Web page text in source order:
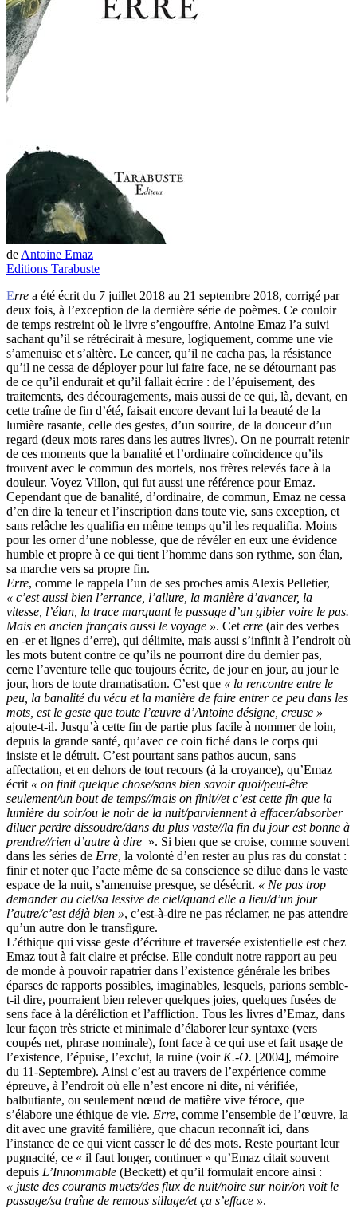
deAntoine Emaz
Editions Tarabuste
Erre a été écrit du 7 juillet 2018 au 21 septembre 2018, corrigé par
deux fois, à l’exception de la dernière série de poèmes. Ce couloir
de temps restreint où le livre s’engouffre, Antoine Emaz l’a suivi
sachant qu’il se rétrécirait à mesure, logiquement, comme une vie
s’amenuise et s’altère. Le cancer, qu’il ne cacha pas, la résistance
qu’il ne cessa de déployer pour lui faire face, ne se détournant pas
de ce qu’il endurait et qu’il fallait écrire : de l’épuisement, des
traitements, des découragements, mais aussi de ce qui, là, devant, en
cette traîne de fin d’été, faisait encore devant lui la beauté de la
lumière rasante, celle des gestes, d’un sourire, de la douceur d’un
regard (deux mots rares dans les autres livres). On ne pourrait retenir
de ces moments que la banalité et l’ordinaire coïncidence qu’ils
trouvent avec le commun des mortels, nos frères relevés face à la
douleur. Voyez Villon, qui fut aussi une référence pour Emaz.
Cependant que de banalité, d’ordinaire, de commun, Emaz ne cessa
d’en dire la teneur et l’inscription dans toute vie, sans exception, et
sans relâche les qualifia en même temps qu’il les requalifia. Moins
pour les orner d’une noblesse, que de révéler en eux une évidence
humble et propre à ce qui tient l’homme dans son rythme, son élan,
sa marche vers sa propre fin.
Erre, comme le rappela l’un de ses proches amis Alexis Pelletier,
« c’est aussi bien l’errance, l’allure, la manière d’avancer, la
vitesse, l’élan, la trace marquant le passage d’un gibier voire le pas.
Mais en ancien français aussi le voyage ». Ceterre (air des verbes
en -er et lignes d’erre), qui délimite, mais aussi s’infinit à l’endroit où
les mots butent contre ce qu’ils ne pourront dire du dernier pas,
cerne l’aventure telle que toujours écrite, de jour en jour, au jour le
jour, hors de toute dramatisation. C’est que « la rencontre entre le
peu, la banalité du vécu et la manière de faire entrer ce peu dans les
mots, est le geste que toute l’œuvre d’Antoine désigne, creuse »
ajoute-t-il. Jusqu’à cette fin de partie plus facile à nommer de loin,
depuis la grande santé, qu’avec ce coin fiché dans le corps qui
insiste et le détruit. C’est pourtant sans pathos aucun, sans
affectation, et en dehors de tout recours (à la croyance), qu’Emaz
écrit « on finit quelque chose/sans bien savoir quoi/peut-être
seulement/un bout de temps//mais on finit//et c’est cette fin que la
lumière du soir/ou le noir de la nuit/parviennent à effacer/absorber
diluer perdre dissoudre/dans du plus vaste//la fin du jour est bonne à
prendre//rien d’autre à dire ». Si bien que se croise, comme souvent
dans les séries de Erre, la volonté d’en rester au plus ras du constat :
finir et noter que l’acte même de sa conscience se dilue dans le vaste
espace de la nuit, s’amenuise presque, se désécrit. « Ne pas trop
demander au ciel/sa lessive de ciel/quand elle a lieu/d’un jour
l’autre/c’est déjà bien », c’est-à-dire ne pas réclamer, ne pas attendre
qu’un autre don le transfigure.
L’éthique qui visse geste d’écriture et traversée existentielle est chez
Emaz tout à fait claire et précise. Elle conduit notre rapport au peu
de monde à pouvoir rapatrier dans l’existence générale les bribes
éparses de rapports possibles, imaginables, lesquels, parions semble-
t-il dire, pourraient bien relever quelques joies, quelques fusées de
sens face à la déréliction et l’affliction. Tous les livres d’Emaz, dans
leur façon très stricte et minimale d’élaborer leur syntaxe (vers
coupés net, phrase nominale), font face à ce qui use et fait usage de
l’existence, l’épuise, l’exclut, la ruine (voirK.-O. [2004], mémoire
du 11-Septembre). Ainsi c’est au travers de l’expérience comme
épreuve, à l’endroit où elle n’est encore ni dite, ni vérifiée,
balbutiante, ou seulement nœud de matière vive féroce, que
s’élabore une éthique de vie. Erre, comme l’ensemble de l’œuvre, la
dit avec une gravité familière, que chacun reconnaît ici, dans
l’instance de ce qui vient casser le dé des mots. Reste pourtant leur
pugnacité, ce « il faut longer, continuer » qu’Emaz citait souvent
depuis L’Innommable (Beckett) et qu’il formulait encore ainsi :
« juste des courants muets/des flux de nuit/noire sur noir/on voit le
passage/sa traîne de remous sillage/et ça s’efface ».